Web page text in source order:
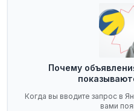
Почему
Когда вы вводите запрос в
вами